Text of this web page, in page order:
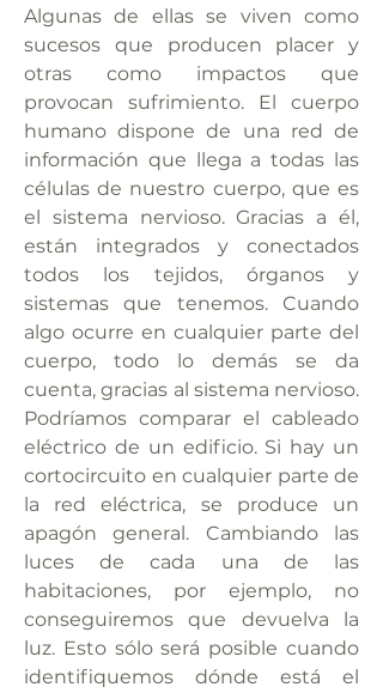
Algunas de ellas se viven como
sucesos que producen placer y
otras como impactos que
provocan sufrimiento. El cuerpo
humano dispone de una red de
información que llega a todas las
células de nuestro cuerpo, que es
el sistema nervioso. Gracias a él,
están integrados y conectados
todos los tejidos, órganos y
sistemas que tenemos. Cuando
algo ocurre en cualquier parte del
cuerpo, todo lo demás se da
cuenta, gracias al sistema nervioso.
Podríamos comparar el cableado
eléctrico de un edificio. Si hay un
cortocircuito en cualquier parte de
la red eléctrica, se produce un
apagón general. Cambiando las
luces de cada una de las
habitaciones, por ejemplo, no
conseguiremos que devuelva la
luz. Esto sólo será posible cuando
identifiquemos dónde está el